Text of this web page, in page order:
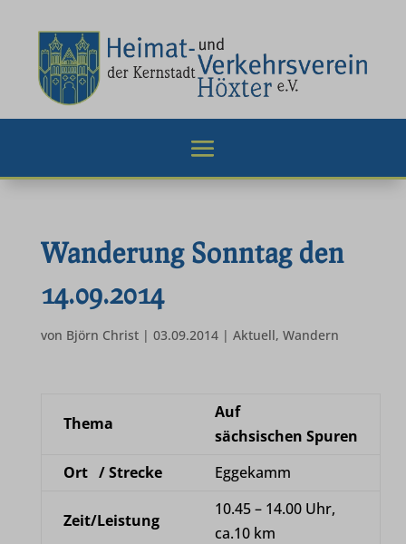
Wanderung Sonntag den
14.09.2014
von Björn Christ| 03.09.2014| Aktuell, Wandern
Thema
Auf
sächsischen Spuren
Ort / Strecke
Eggekamm
Zeit/Leistung
10.45 – 14.00 Uhr,
ca.10 km